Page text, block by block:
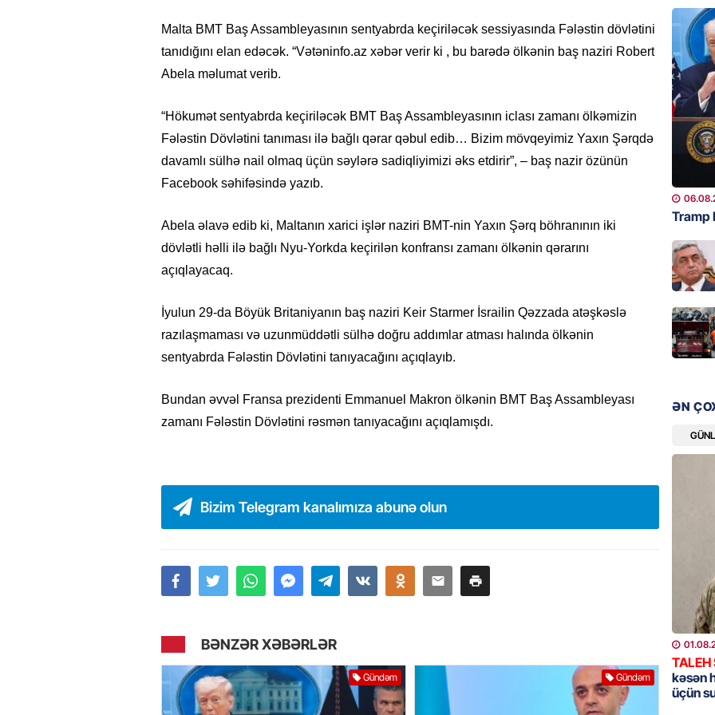
Malta BMT Baş Assambleyasının sentyabrda keçiriləcək sessiyasında Fələstin dövlətini
tanıdığını elan edəcək. “Vətəninfo.az xəbər verir ki , bu barədə ölkənin baş naziri Robert
Abela məlumat verib.
“Hökumət sentyabrda keçiriləcək BMT Baş Assambleyasının iclası zamanı ölkəmizin
Fələstin Dövlətini tanıması ilə bağlı qərar qəbul edib… Bizim mövqeyimiz Yaxın Şərqdə
davamlı sülhə nail olmaq üçün səylərə sadiqliyimizi əks etdirir”, – baş nazir özünün
Facebook səhifəsində yazıb.
Abela əlavə edib ki, Maltanın xarici işlər naziri BMT-nin Yaxın Şərq böhranının iki
dövlətli həlli ilə bağlı Nyu-Yorkda keçirilən konfransı zamanı ölkənin qərarını
açıqlayacaq.
İyulun 29-da Böyük Britaniyanın baş naziri Keir Starmer İsrailin Qəzzada atəşkəslə
razılaşmaması və uzunmüddətli sülhə doğru addımlar atması halında ölkənin
sentyabrda Fələstin Dövlətini tanıyacağını açıqlayıb.
Bundan əvvəl Fransa prezidenti Emmanuel Makron ölkənin BMT Baş Assambleyası
zamanı Fələstin Dövlətini rəsmən tanıyacağını açıqlamışdı.
Bizim Telegram kanalımıza abunə olun
BƏNZƏR XƏBƏRLƏR
Gündəm Gündəm
GÜNDƏM
HADISƏ
DÜNYA
Kiyev
neft
GÜNDƏM
REKLAM
edin,
Bu
təyin
MANŞET
etməyə
Tramp
ƏN
TALEH
kəsən
üçün